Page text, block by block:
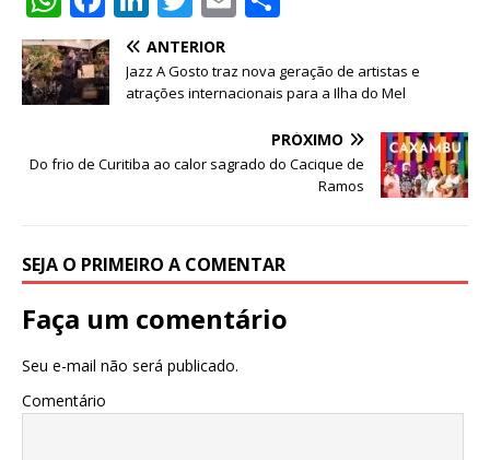
h
at
s
p
a
c
e
o
n
k
e
n
w
it
te
ai
l
ar
e
ANTERIOR
Jazz A Gosto traz nova geração de artistas e
atrações internacionais para a Ilha do Mel
PRÓXIMO
Do frio de Curitiba ao calor sagrado do Cacique de
Ramos
SEJA O PRIMEIRO A COMENTAR
Faça um comentário
Seu e-mail não será publicado.
Comentário